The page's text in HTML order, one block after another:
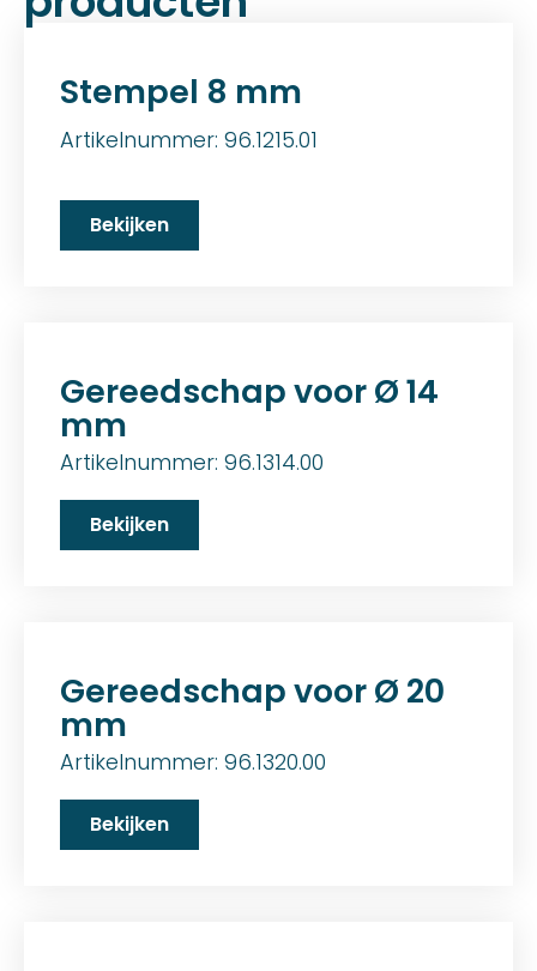
Stempel 8 mm
Artikelnummer: 96.1215.01
Bekijken
Gereedschap voor Ø 14
mm
Artikelnummer: 96.1314.00
Bekijken
Gereedschap voor Ø 20
mm
Artikelnummer: 96.1320.00
Bekijken